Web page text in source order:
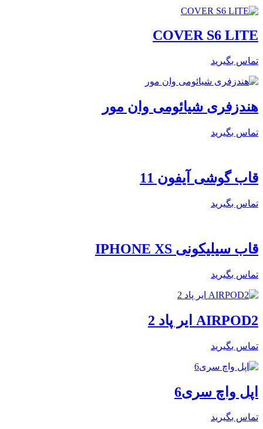
COVER S6 LITE
تماس بگیرید
هندزفری شیائومی وان مور
تماس بگیرید
قاب گوشی آیفون 11
تماس بگیرید
قاب سیلیکونی IPHONE XS
تماس بگیرید
AIRPOD2 ایر پاد 2
تماس بگیرید
اپل واچ سری6
تماس بگیرید